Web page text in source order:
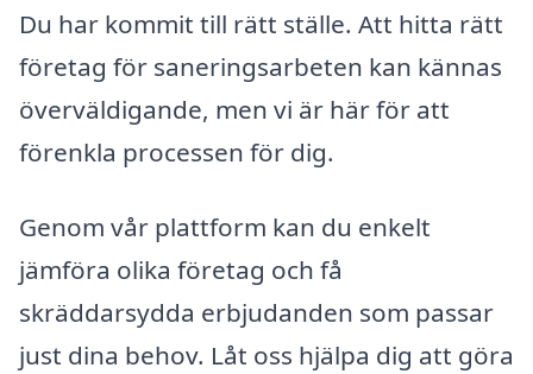
Du har kommit till rätt ställe. Att hitta rätt
företag för saneringsarbeten kan kännas
överväldigande, men vi är här för att
förenkla processen för dig.
Genom vår plattform kan du enkelt
jämföra olika företag och få
skräddarsydda erbjudanden som passar
just dina behov. Låt oss hjälpa dig att göra